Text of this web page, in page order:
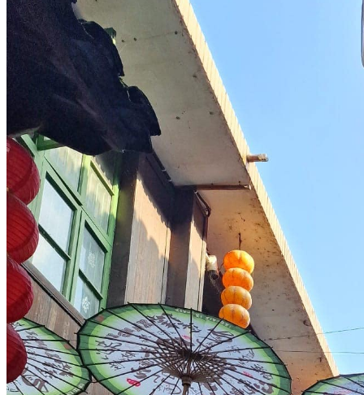
Wutaishan 五台山
Côte Est
Anhui 安徽
Hangzhou 杭州
Jiangxi 江西
Montagnes Jaunes
Shandong 山东
Shanghai 上海
Suzhou 苏州
Nord Ouest
Gansu 甘肃
Dunhuang – 敦煌
Jiayuguan – 嘉峪关
Qinghai 青海
Xi’an 西安市
Xinjiang 新疆
Kashgar
Turpan
Sud Est
Canton 广州
Fujian 福建
Hong Kong 香港
Hunan 湖南
Ile d’Hainan 海南